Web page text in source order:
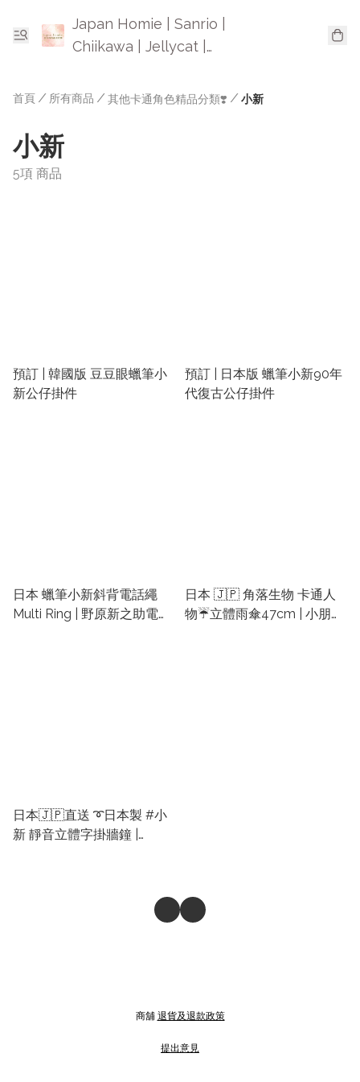
Japan Homie | Sanrio |
Chiikawa | Jellycat |
首頁 / 所有商品 / 其他卡通角色精品分類❣️ / 小新
小新
5項 商品
預訂 | 韓國版 豆豆眼蠟筆小
新公仔掛件
預訂 | 日本版 蠟筆小新90年
代復古公仔掛件
日本 蠟筆小新斜背電話繩
Multi Ring | 野原新之助電話
日本 🇯🇵 角落生物 卡通人
物☔️立體雨傘47cm | 小朋友
日本🇯🇵直送 ➰日本製 #小
新 靜音立體字掛牆鐘 |
商舖 退貨及退款政策
提出意見